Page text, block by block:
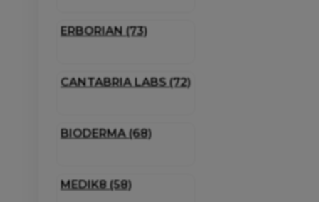
ERBORIAN (73)
CANTABRIA LABS (72)
BIODERMA (68)
MEDIK8 (58)